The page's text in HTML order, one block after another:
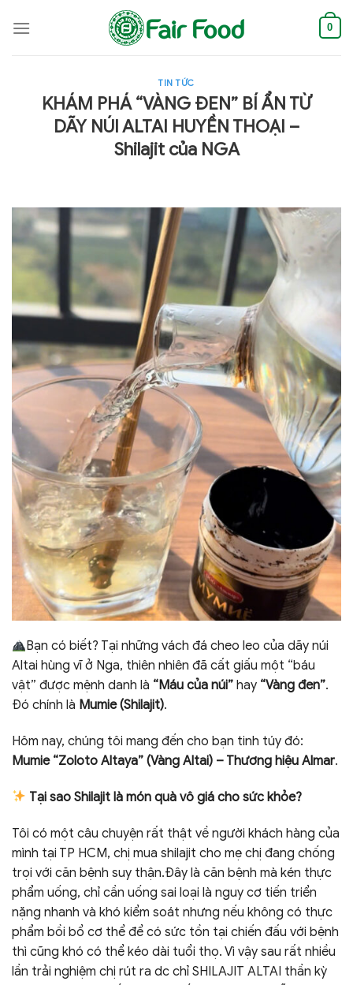
0
TIN TỨC
KHÁM PHÁ “VÀNG ĐEN” BÍ ẨN TỪ
DÃY NÚI ALTAI HUYỀN THOẠI –
Shilajit của NGA
Bạn có biết? Tại những vách đá cheo leo của dãy núi
Altai hùng vĩ ở Nga, thiên nhiên đã cất giấu một “báu
vật” được mệnh danh là “Máu của núi” hay “Vàng đen”.
Đó chính là Mumie (Shilajit).
Hôm nay, chúng tôi mang đến cho bạn tinh túy đó:
Mumie “Zoloto Altaya” (Vàng Altai) – Thương hiệu Almar.
Tại sao Shilajit là món quà vô giá cho sức khỏe?
Tôi có một câu chuyện rất thật về người khách hàng của
mình tại TP HCM, chị mua shilajit cho mẹ chị đang chống
trọi với căn bệnh suy thận.Đây là căn bệnh mà kén thực
phẩm uống, chỉ cần uống sai loại là nguy cơ tiến triển
nặng nhanh và khó kiểm soát nhưng nếu không có thực
phẩm bồi bổ cơ thể để có sức tồn tại chiến đấu với bệnh
thì cũng khó có thể kéo dài tuổi thọ. Vì vậy sau rất nhiều
lần trải nghiệm chị rút ra dc chỉ SHILAJIT ALTAI thần kỳ